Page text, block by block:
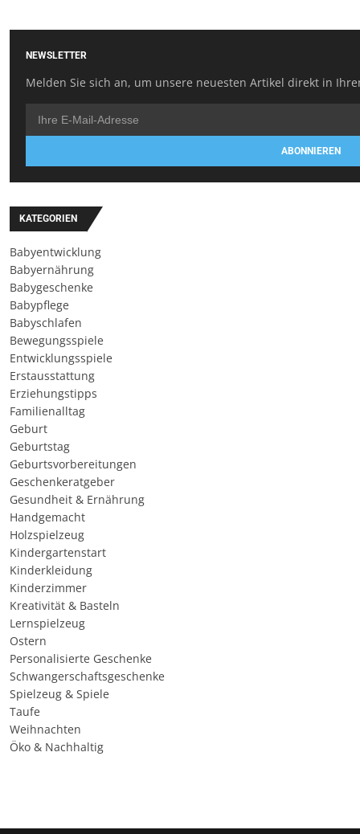
NEWSLETTER
Melden Sie sich an, um unsere neuesten Artikel direkt in
ABONNIEREN
KATEGORIEN
Babyentwicklung
Babyernährung
Babygeschenke
Babypflege
Babyschlafen
Bewegungsspiele
Entwicklungsspiele
Erstausstattung
Erziehungstipps
Familienalltag
Geburt
Geburtstag
Geburtsvorbereitungen
Geschenkeratgeber
Gesundheit & Ernährung
Handgemacht
Holzspielzeug
Kindergartenstart
Kinderkleidung
Kinderzimmer
Kreativität & Basteln
Lernspielzeug
Ostern
Personalisierte Geschenke
Schwangerschaftsgeschenke
Spielzeug & Spiele
Taufe
Weihnachten
Öko & Nachhaltig